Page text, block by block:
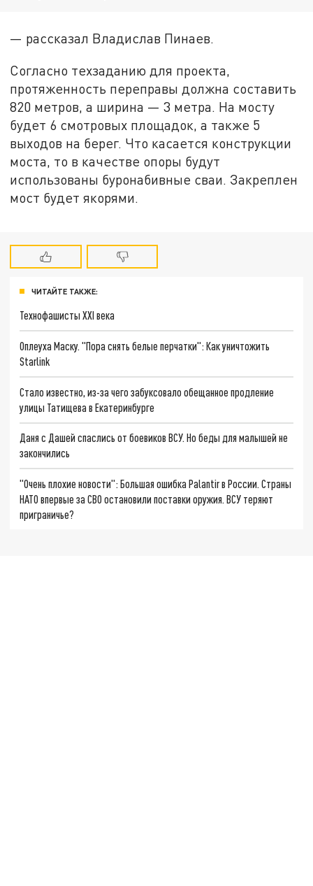
— рассказал Владислав Пинаев.
Согласно техзаданию для проекта,
протяженность переправы должна составить
820 метров, а ширина — 3 метра. На мосту
будет 6 смотровых площадок, а также 5
выходов на берег. Что касается конструкции
моста, то в качестве опоры будут
использованы буронабивные сваи. Закреплен
мост будет якорями.
ЧИТАЙТЕ ТАКЖЕ:
Технофашисты XXI века
Оплеуха Маску. "Пора снять белые перчатки": Как уничтожить
Starlink
Стало известно, из-за чего забуксовало обещанное продление
улицы Татищева в Екатеринбурге
Даня с Дашей спаслись от боевиков ВСУ. Но беды для малышей не
закончились
"Очень плохие новости": Большая ошибка Palantir в России. Страны
НАТО впервые за СВО остановили поставки оружия. ВСУ теряют
приграничье?